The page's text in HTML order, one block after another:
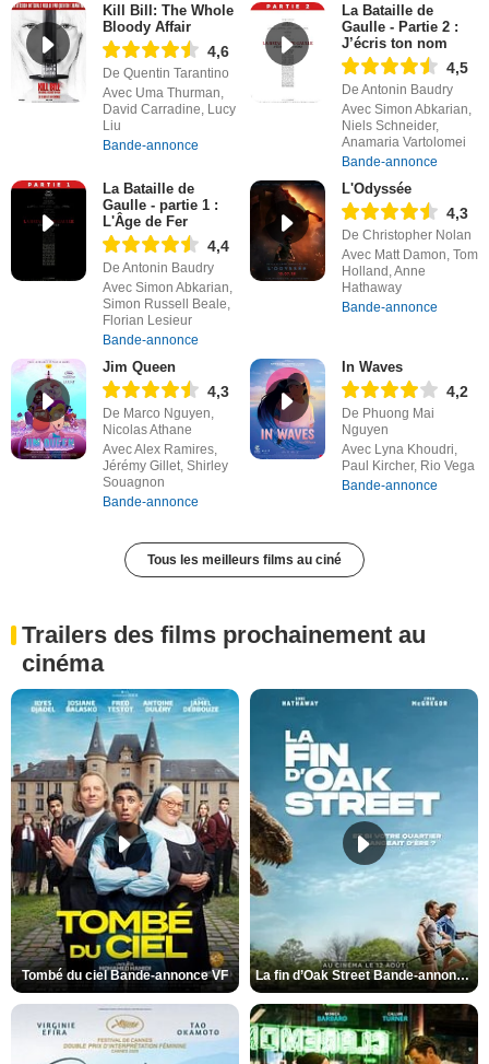
Kill Bill: The Whole
Bloody Affair
4,6
De Quentin Tarantino
Avec Uma Thurman,
David Carradine, Lucy
Liu
Bande-annonce
La Bataille de
Gaulle - Partie 2 :
J’écris ton nom
4,5
De Antonin Baudry
Avec Simon Abkarian,
Niels Schneider,
Anamaria Vartolomei
Bande-annonce
La Bataille de
Gaulle - partie 1 :
L'Âge de Fer
4,4
De Antonin Baudry
Avec Simon Abkarian,
Simon Russell Beale,
Florian Lesieur
Bande-annonce
L'Odyssée
4,3
De Christopher Nolan
Avec Matt Damon, Tom
Holland, Anne
Hathaway
Bande-annonce
Jim Queen
4,3
De Marco Nguyen,
Nicolas Athane
Avec Alex Ramires,
Jérémy Gillet, Shirley
Souagnon
Bande-annonce
In Waves
4,2
De Phuong Mai
Nguyen
Avec Lyna Khoudri,
Paul Kircher, Rio Vega
Bande-annonce
Tous les meilleurs films au ciné
Trailers des films prochainement au
cinéma
Tombé du ciel Bande-annonce VF La fin d’Oak Street Bande-annonce VO STFR